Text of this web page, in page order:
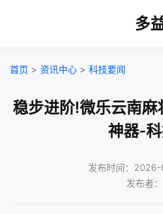
多
首页 > 资讯中心 > 科技要闻
稳步进阶!微乐云南麻
神器-
发布时间：
发布者